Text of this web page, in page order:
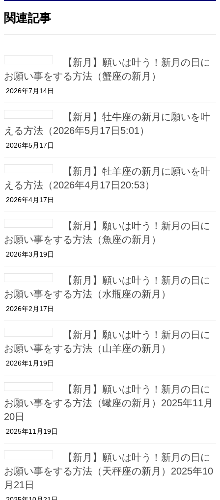
関連記事
【新月】願いは叶う！新月の日に
お願い事をする方法（蟹座の新月）
2026年7月14日
【新月】牡牛座の新月に願いを叶
える方法（2026年5月17日5:01）
2026年5月17日
【新月】牡羊座の新月に願いを叶
える方法（2026年4月17日20:53）
2026年4月17日
【新月】願いは叶う！新月の日に
お願い事をする方法（魚座の新月）
2026年3月19日
【新月】願いは叶う！新月の日に
お願い事をする方法（水瓶座の新月）
2026年2月17日
【新月】願いは叶う！新月の日に
お願い事をする方法（山羊座の新月）
2026年1月19日
【新月】願いは叶う！新月の日に
お願い事をする方法（蠍座の新月）2025年11月
20日
2025年11月19日
【新月】願いは叶う！新月の日に
お願い事をする方法（天秤座の新月）2025年10
月21日